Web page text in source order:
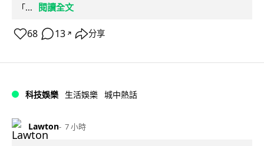
「...
閱讀全文
68 13 ↗ 分享
科技娛樂 生活娛樂 城中熱話
Lawton 7 小時